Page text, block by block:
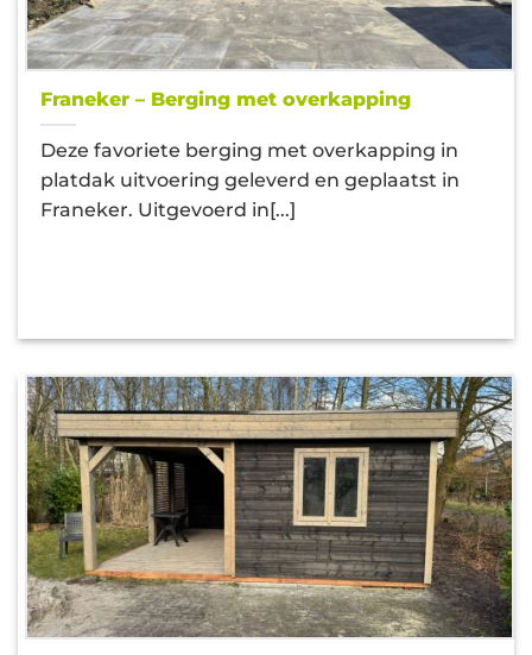
Franeker – Berging met overkapping
Deze favoriete berging met overkapping in
platdak uitvoering geleverd en geplaatst in
Franeker. Uitgevoerd in[...]